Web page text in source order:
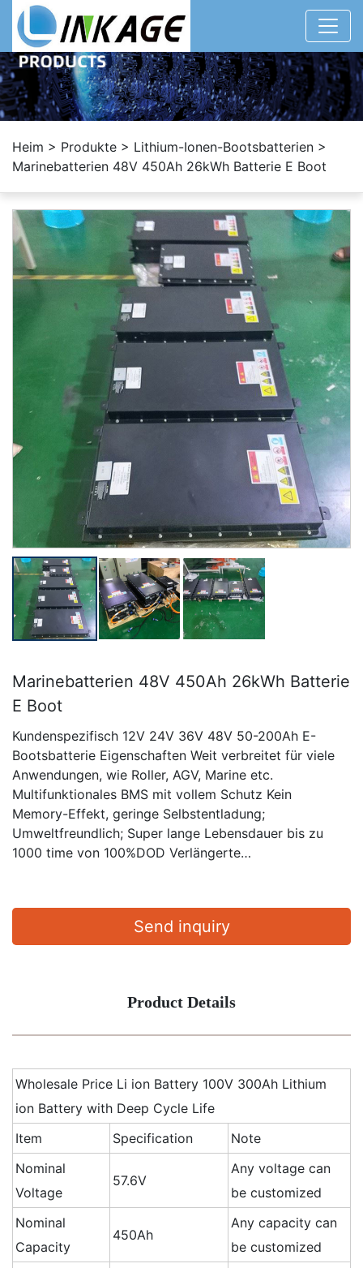
Heim > Produkte > Lithium-Ionen-Bootsbatterien >
Marinebatterien 48V 450Ah 26kWh Batterie E Boot
Marinebatterien 48V 450Ah 26kWh Batterie
E Boot
Kundenspezifisch 12V 24V 36V 48V 50-200Ah E-
Bootsbatterie Eigenschaften Weit verbreitet für viele
Anwendungen, wie Roller, AGV, Marine etc.
Multifunktionales BMS mit vollem Schutz Kein
Memory-Effekt, geringe Selbstentladung;
Umweltfreundlich; Super lange Lebensdauer bis zu
1000 time von 100%DOD Verlängerte…
Send inquiry
Product Details
Wholesale Price Li ion Battery 100V 300Ah Lithium
ion Battery with Deep Cycle Life
Item
Specification
Note
Nominal
Voltage
57.6V
Any voltage can
be customized
Nominal
Capacity
450Ah
Any capacity can
be customized